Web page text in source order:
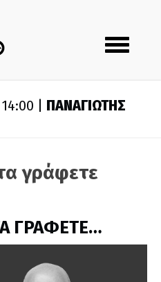
Toggle
navigation
| ΠΑΝΑΓΙΩΤΗΣ
γράφετε
ΓΡΑΦΕΤΕ…